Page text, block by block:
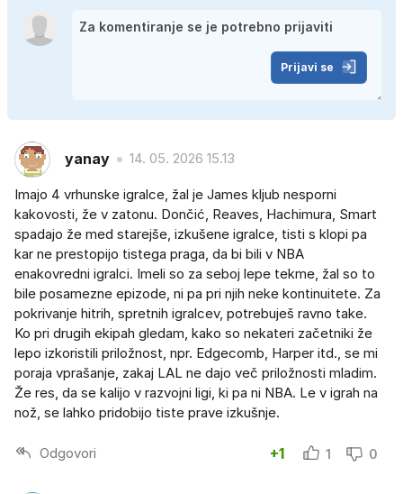
Prijavi se
yanay 14. 05. 2026 15.13
Imajo 4 vrhunske igralce, žal je James kljub nesporni
kakovosti, že v zatonu. Dončić, Reaves, Hachimura, Smart
spadajo že med starejše, izkušene igralce, tisti s klopi pa
kar ne prestopijo tistega praga, da bi bili v NBA
enakovredni igralci. Imeli so za seboj lepe tekme, žal so to
bile posamezne epizode, ni pa pri njih neke kontinuitete. Za
pokrivanje hitrih, spretnih igralcev, potrebuješ ravno take.
Ko pri drugih ekipah gledam, kako so nekateri začetniki že
lepo izkoristili priložnost, npr. Edgecomb, Harper itd., se mi
poraja vprašanje, zakaj LAL ne dajo več priložnosti mladim.
Že res, da se kalijo v razvojni ligi, ki pa ni NBA. Le v igrah na
nož, se lahko pridobijo tiste prave izkušnje.
Odgovori +1 1 0